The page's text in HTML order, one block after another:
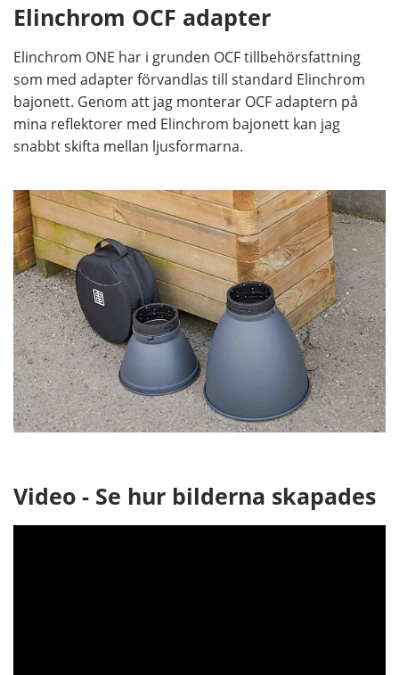
Elinchrom OCF adapter
Elinchrom ONE har i grunden OCF tillbehörsfattning
som med adapter förvandlas till standard Elinchrom
bajonett. Genom att jag monterar OCF adaptern på
mina reflektorer med Elinchrom bajonett kan jag
snabbt skifta mellan ljusformarna.
Video - Se hur bilderna skapades